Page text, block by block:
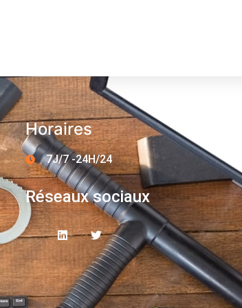
Horaires
7J/7 -24H/24
Réseaux sociaux